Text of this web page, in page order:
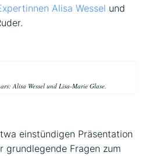
Alisa Wessel und
Alisa Wessel und Lisa-Marie Glase.
einstündigen Präsentation
grundlegende Fragen zum